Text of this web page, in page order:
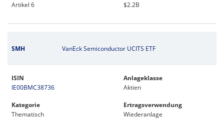
Artikel 6
$2.2B
SMH VanEck Semiconductor UCITS ETF
ISIN
IE00BMC38736
Anlageklasse
Aktien
Kategorie
Thematisch
Ertragsverwendung
Wiederanlage